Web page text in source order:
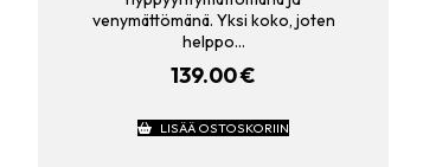
venymättömänä. Yksi koko, joten
helppo…
139.00€
LISÄÄ OSTOSKORIIN